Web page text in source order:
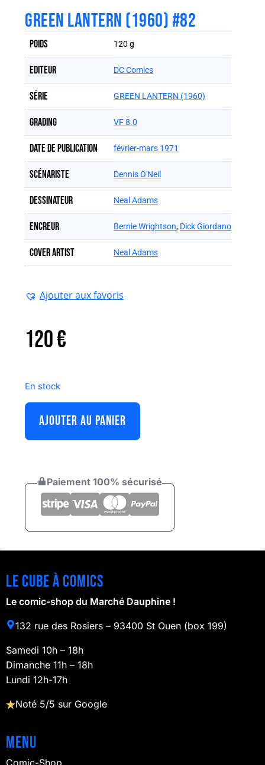
GREEN LANTERN (1960) #82
Poids 120 g
Editeur DC Comics
Série GREEN LANTERN (1960)
Grading VF 8.0
Date de publication février-mars 1971
Scénariste Dennis O'Neil
Dessinateur Neal Adams
Encreur Bernie Wrightson, Dick Giordano
Cover artist Neal Adams
Ajouter aux favoris
120€
En stock
AJOUTER AU PANIER
Paiement 100% sécurisé
Le cube à comics
Le comic-shop du Marché Dauphine !
132 rue des Rosiers – 93400 St Ouen (box 199)
Samedi 10h – 18h
Dimanche 11h – 18h
Lundi 12h-17h
Noté 5/5 sur Google
Menu
Comic-Shop